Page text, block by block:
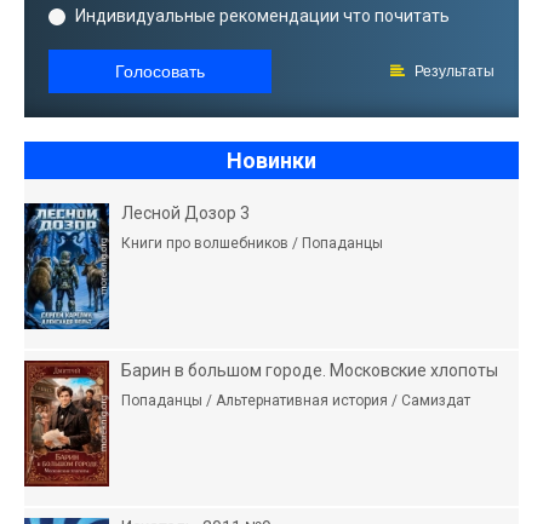
Индивидуальные рекомендации что почитать
Голосовать Результаты
Новинки
Лесной Дозор 3
Книги про волшебников / Попаданцы
Барин в большом городе. Московские хлопоты
Попаданцы / Альтернативная история / Самиздат